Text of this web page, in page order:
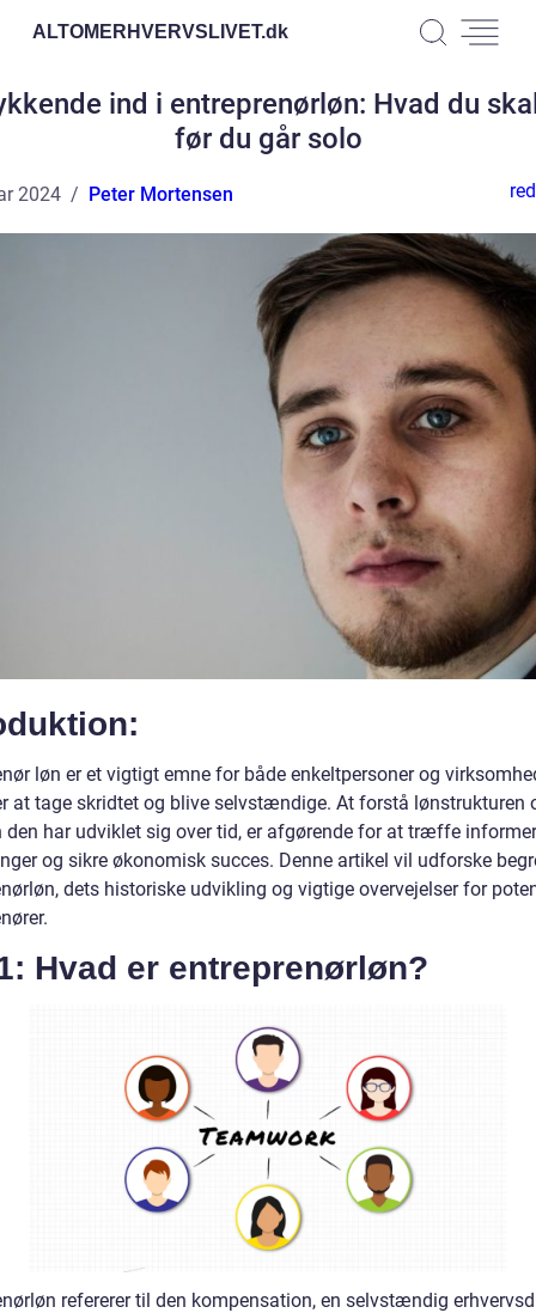
ALTOMERHVERVSLIVET.dk
ind i entreprenørløn: Hvad du
før du går solo
2024 Peter Mortensen
løn er et vigtigt emne for både enkeltpersoner og
at tage skridtet og blive selvstændige. At forstå lønstrukturen
den har udviklet sig over tid, er afgørende for at træffe
og sikre økonomisk succes. Denne artikel vil udforske
dets historiske udvikling og vigtige overvejelser for
Hvad er entreprenørløn?
refererer til den kompensation, en selvstændig